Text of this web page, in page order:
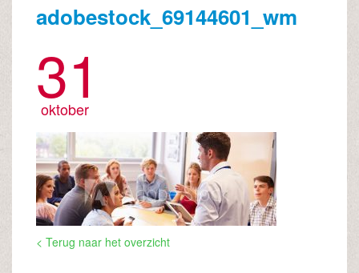
adobestock_69144601_wm
31
oktober
< Terug naar het overzicht